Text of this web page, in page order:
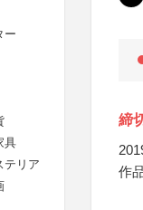
ー
具
テリア
締
作